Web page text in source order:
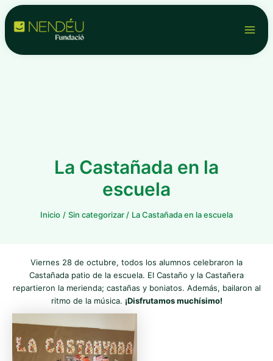
al
contenido
Main
La Castañada en la
escuela
Inicio Sin categorizar La Castañada en la escuela
Viernes 28 de octubre, todos los alumnos celebraron la
Castañada patio de la escuela. El Castaño y la Castañera
repartieron la merienda; castañas y boniatos. Además, bailaron al
ritmo de la música. ¡Disfrutamos muchísimo!
Navegación
entradas